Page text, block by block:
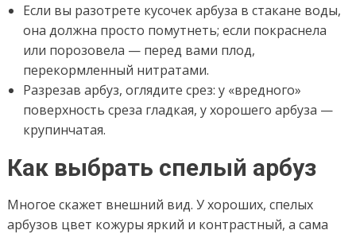
Если вы разотрете кусочек арбуза в стакане воды,
она должна просто помутнеть; если покраснела
или порозовела — перед вами плод,
перекормленный нитратами.
Разрезав арбуз, оглядите срез: у «вредного»
поверхность среза гладкая, у хорошего арбуза —
крупинчатая.
Как выбрать спелый арбуз
Многое скажет внешний вид. У хороших, спелых
арбузов цвет кожуры яркий и контрастный, а сама